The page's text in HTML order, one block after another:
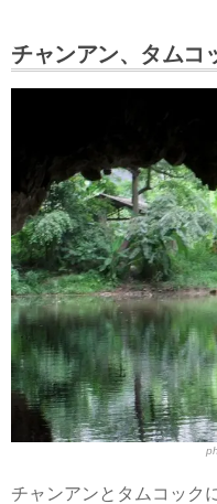
チャンアン、タムコ
チャンアンとタムコック